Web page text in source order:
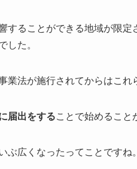
することができる地域が限定
した。
業法が施行されてからはこ
届出をすることで始めること
ぶ広くなったってことですね